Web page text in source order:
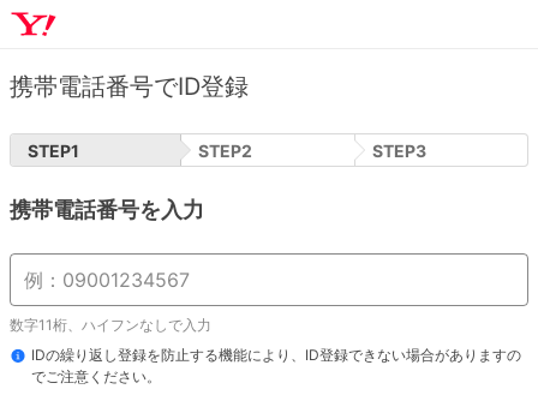
携帯電話番号でID登録
STEP1 STEP2 STEP3
携帯電話番号を入力
数字11桁、ハイフンなしで入力
IDの繰り返し登録を防止する機能により、ID登録できない場合がありますの
でご注意ください。